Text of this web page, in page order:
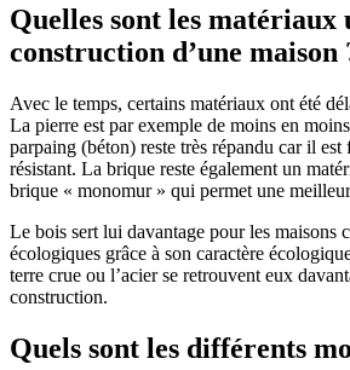
Quelles sont les matériaux
construction d’une maison
Avec le temps, certains matériaux ont été
La pierre est par exemple de moins en
parpaing (béton) reste très répandu car il est
résistant. La brique reste également un
brique « monomur » qui permet une
Le bois sert lui davantage pour les maisons
écologiques grâce à son caractère
terre crue ou l’acier se retrouvent eux
construction.
Quels sont les différents